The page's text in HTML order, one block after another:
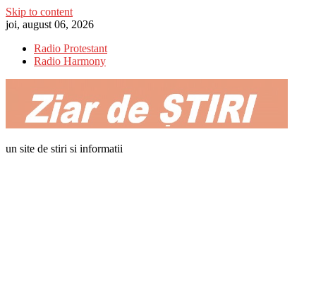
Skip to content
joi, august 06, 2026
Radio Protestant
Radio Harmony
un site de stiri si informatii